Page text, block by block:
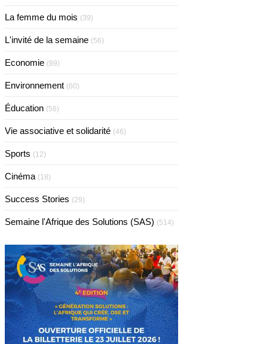
La femme du mois (39)
L'invité de la semaine (56)
Economie (89)
Environnement (60)
Éducation (56)
Vie associative et solidarité (46)
Sports (12)
Cinéma (18)
Success Stories (29)
Semaine l'Afrique des Solutions (SAS) (514)